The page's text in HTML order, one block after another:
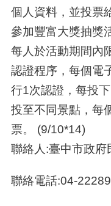
個人資料，並投票
參加豐富大獎抽獎
每人於活動期間內
認證程序，每個電
行1次認證，每投
投至不同景點，每
票。 (9/10*14)
聯絡人:臺中市政府
聯絡電話:04-